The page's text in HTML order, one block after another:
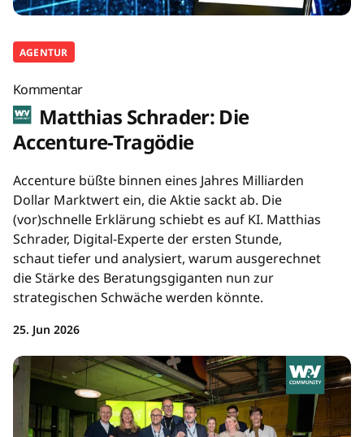
AGENTUR
Kommentar
Matthias Schrader: Die
Accenture-Tragödie
Accenture büßte binnen eines Jahres Milliarden
Dollar Marktwert ein, die Aktie sackt ab. Die
(vor)schnelle Erklärung schiebt es auf KI. Matthias
Schrader, Digital-Experte der ersten Stunde,
schaut tiefer und analysiert, warum ausgerechnet
die Stärke des Beratungsgiganten nun zur
strategischen Schwäche werden könnte.
25. Jun 2026